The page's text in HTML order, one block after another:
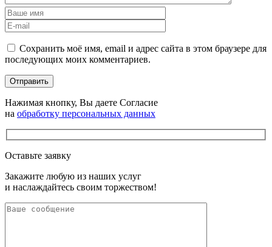
Сохранить моё имя, email и адрес сайта в этом браузере для
последующих моих комментариев.
Нажимая кнопку, Вы даете Согласие
на обработку персональных данных
Оставьте заявку
Закажите любую из наших услуг
и наслаждайтесь своим торжеством!